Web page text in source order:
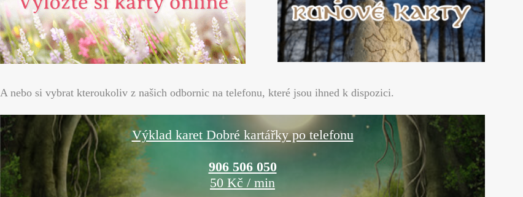
A nebo si vybrat kteroukoliv z našich odbornic na telefonu, které jsou ihned k dispozici.
Výklad karet Dobré kartářky po telefonu
906 506 050
50 Kč / min